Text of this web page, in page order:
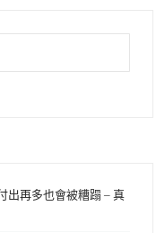
出再多也會被糟蹋 – 真